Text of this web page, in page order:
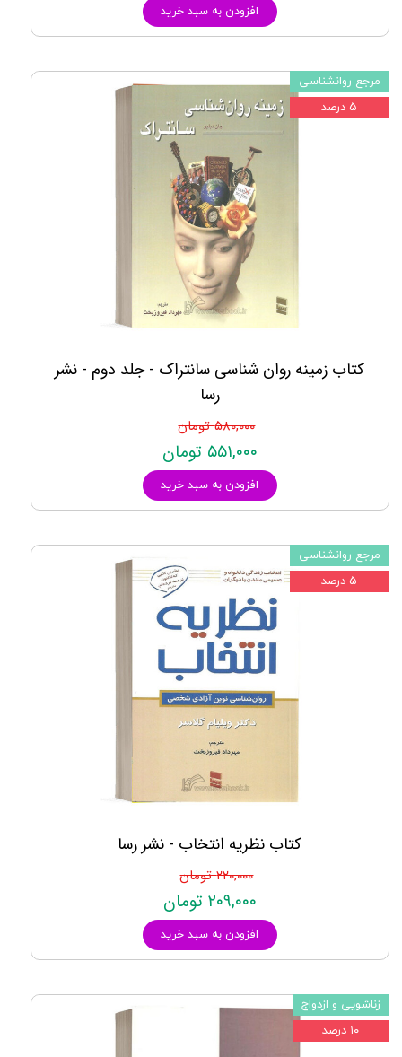
افزودن به سبد خرید
کتاب زمینه روان شناسی سانتراک - جلد دوم - نشر
رسا
۵۸۰,۰۰۰ تومان
۵۵۱,۰۰۰ تومان
افزودن به سبد خرید
مرجع روانشناسی
۵ درصد
کتاب نظریه انتخاب - نشر رسا
۲۲۰,۰۰۰ تومان
۲۰۹,۰۰۰ تومان
افزودن به سبد خرید
مرجع روانشناسی
۵ درصد
زناشویی و ازدواج
۱۰ درصد